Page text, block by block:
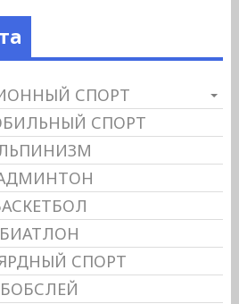
СПОРТ
СПОРТ
БИАТЛОН
СПОРТ
БОБСЛЕЙ